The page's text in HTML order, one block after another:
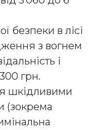
в лісі
з вогнем
і
грн.
шкідливими
(зокрема